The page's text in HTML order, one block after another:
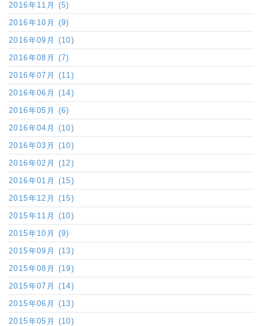
2016年11月 (5)
2016年10月 (9)
2016年09月 (10)
2016年08月 (7)
2016年07月 (11)
2016年06月 (14)
2016年05月 (6)
2016年04月 (10)
2016年03月 (10)
2016年02月 (12)
2016年01月 (15)
2015年12月 (15)
2015年11月 (10)
2015年10月 (9)
2015年09月 (13)
2015年08月 (19)
2015年07月 (14)
2015年06月 (13)
2015年05月 (10)